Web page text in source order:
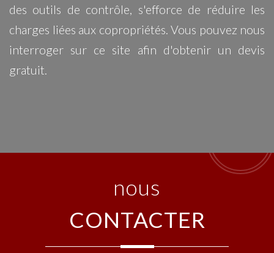
des outils de contrôle, s'efforce de réduire les
charges liées aux copropriétés. Vous pouvez nous
interroger sur ce site afin d'obtenir un devis
gratuit.
nous
CONTACTER